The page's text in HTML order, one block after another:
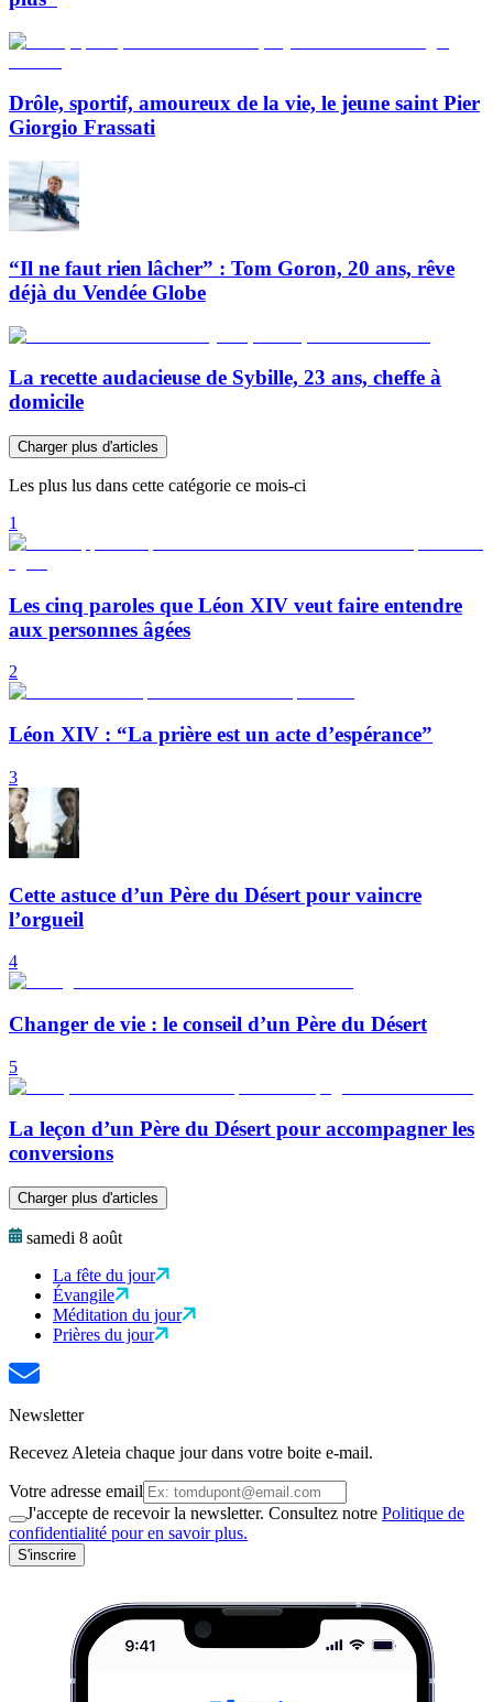
Drôle, sportif, amoureux de la vie, le jeune saint Pier
Giorgio Frassati
“Il ne faut rien lâcher” : Tom Goron, 20 ans, rêve
déjà du Vendée Globe
La recette audacieuse de Sybille, 23 ans, cheffe à
domicile
Charger plus d'articles
Les plus lus dans cette catégorie ce mois-ci
1
Les cinq paroles que Léon XIV veut faire entendre
aux personnes âgées
2
Léon XIV : “La prière est un acte d’espérance”
3
Cette astuce d’un Père du Désert pour vaincre
l’orgueil
4
Changer de vie : le conseil d’un Père du Désert
5
La leçon d’un Père du Désert pour accompagner les
conversions
Charger plus d'articles
samedi 8 août
La fête du jour
Évangile
Méditation du jour
Prières du jour
Newsletter
Recevez Aleteia chaque jour dans votre boite e-mail.
Votre adresse email
J'accepte de recevoir la newsletter. Consultez notre Politique de
confidentialité pour en savoir plus.
S'inscrire